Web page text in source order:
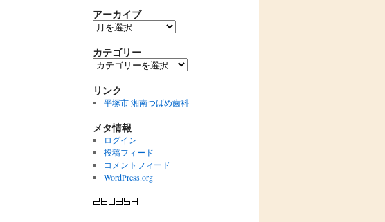
アーカイブ
ア
カ
イ
カテゴリー
カ
ゴ
リ
リンク
平塚市 湘南つばめ歯科
メタ情報
ログイン
投稿フィード
コメントフィード
WordPress.org